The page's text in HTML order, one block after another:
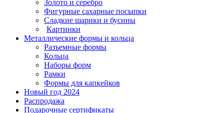
Золото и серебро
Фигурные сахарные посыпки
Сладкие шарики и бусины
Картинки
Металлические формы и кольца
Разъемные формы
Кольца
Наборы форм
Рамки
Формы для капкейков
Новый год 2024
Распродажа
Подарочные сертификаты